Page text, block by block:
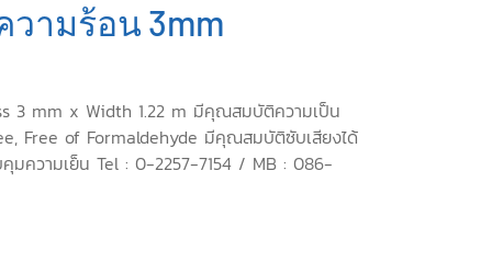
ามร้อน 3mm
3 mm x Width 1.22 m มีคุณสมบัติความเป็น
Free of Formaldehyde มีคุณสมบัติซับเสียงได้
คุมความเย็น Tel : 0-2257-7154 / MB : 086-